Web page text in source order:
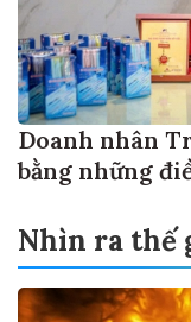
Doanh nhân
bằng những
Nhìn ra thế